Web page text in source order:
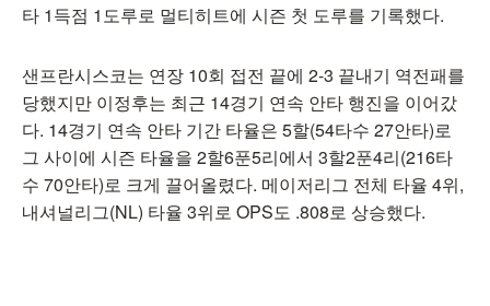
타 1득점 1도루로 멀티히트에 시즌 첫 도루를 기록했다.
샌프란시스코는 연장 10회 접전 끝에 2-3 끝내기 역전패를
당했지만 이정후는 최근 14경기 연속 안타 행진을 이어갔
다. 14경기 연속 안타 기간 타율은 5할(54타수 27안타)로
그 사이에 시즌 타율을 2할6푼5리에서 3할2푼4리(216타
수 70안타)로 크게 끌어올렸다. 메이저리그 전체 타율 4위,
내셔널리그(NL) 타율 3위로 OPS도 .808로 상승했다.